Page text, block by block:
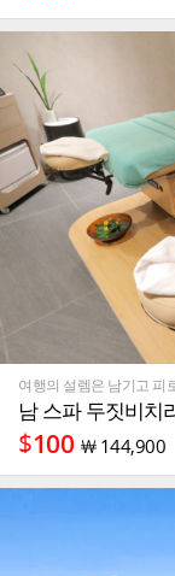
여행의 설렘은 남기고 피
작남 스파 두짓비치
$100 ￦ 144,900